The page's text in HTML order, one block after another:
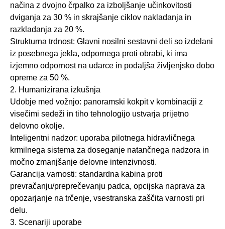
načina z dvojno črpalko za izboljšanje učinkovitosti
dviganja za 30 % in skrajšanje ciklov nakladanja in
razkladanja za 20 %.
Strukturna trdnost: Glavni nosilni sestavni deli so izdelani
iz posebnega jekla, odpornega proti obrabi, ki ima
izjemno odpornost na udarce in podaljša življenjsko dobo
opreme za 50 %.
2. Humanizirana izkušnja
Udobje med vožnjo: panoramski kokpit v kombinaciji z
visečimi sedeži in tiho tehnologijo ustvarja prijetno
delovno okolje.
Inteligentni nadzor: uporaba pilotnega hidravličnega
krmilnega sistema za doseganje natančnega nadzora in
močno zmanjšanje delovne intenzivnosti.
Garancija varnosti: standardna kabina proti
prevračanju/preprečevanju padca, opcijska naprava za
opozarjanje na trčenje, vsestranska zaščita varnosti pri
delu.
3. Scenariji uporabe